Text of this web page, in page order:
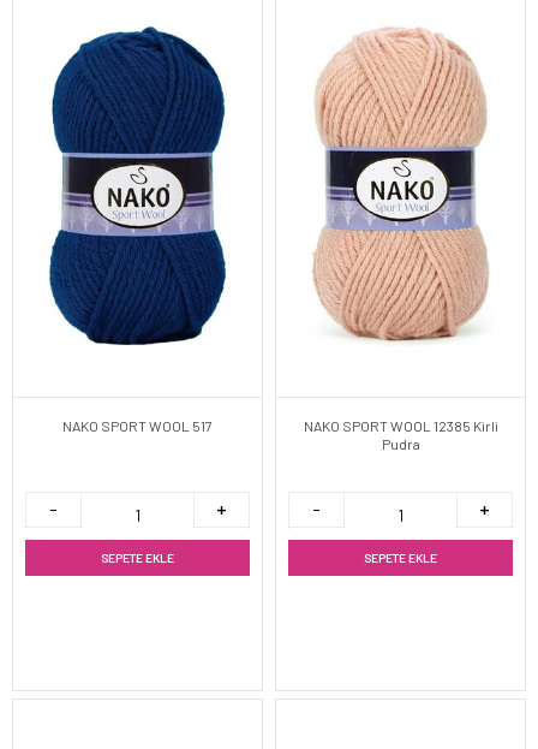
NAKO SPORT WOOL 517
SEPETE EKLE
NAKO SPORT WOOL 12385 Kirli
Pudra
SEPETE EKLE